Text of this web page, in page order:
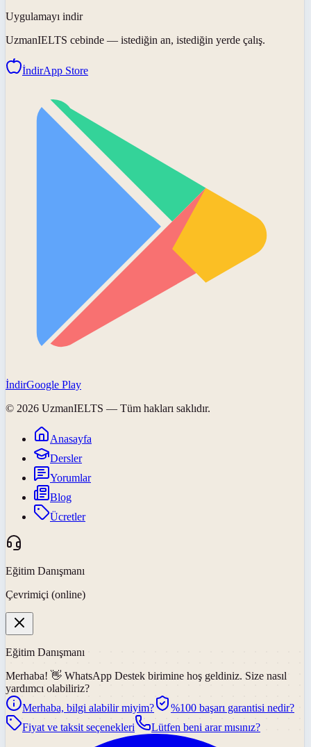
Uygulamayı indir
UzmanIELTS cebinde — istediğin an, istediğin yerde çalış.
İndirApp Store
İndirGoogle Play
© 2026 UzmanIELTS — Tüm hakları saklıdır.
Anasayfa
Dersler
Yorumlar
Blog
Ücretler
Eğitim Danışmanı
Çevrimiçi (online)
Eğitim Danışmanı
Merhaba! 👋 WhatsApp Destek birimine hoş geldiniz. Size nasıl
yardımcı olabiliriz?
Merhaba, bilgi alabilir miyim?
%100 başarı garantisi nedir?
Fiyat ve taksit seçenekleri
Lütfen beni arar mısınız?